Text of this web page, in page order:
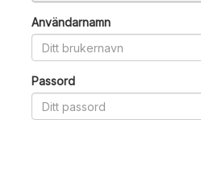
Användarnamn
Passord